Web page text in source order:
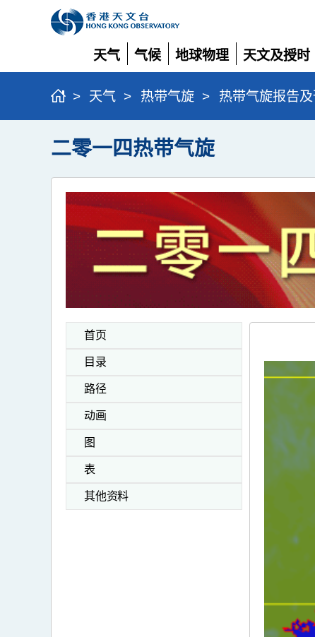
天气
展
开
气候
展
开
地球物理
展
开
天文及授时
展
开
> 天气 > 热带气旋 > 热带气旋报告
二零一四热带气旋
首页
目录
路径
动画
图
表
其他资料